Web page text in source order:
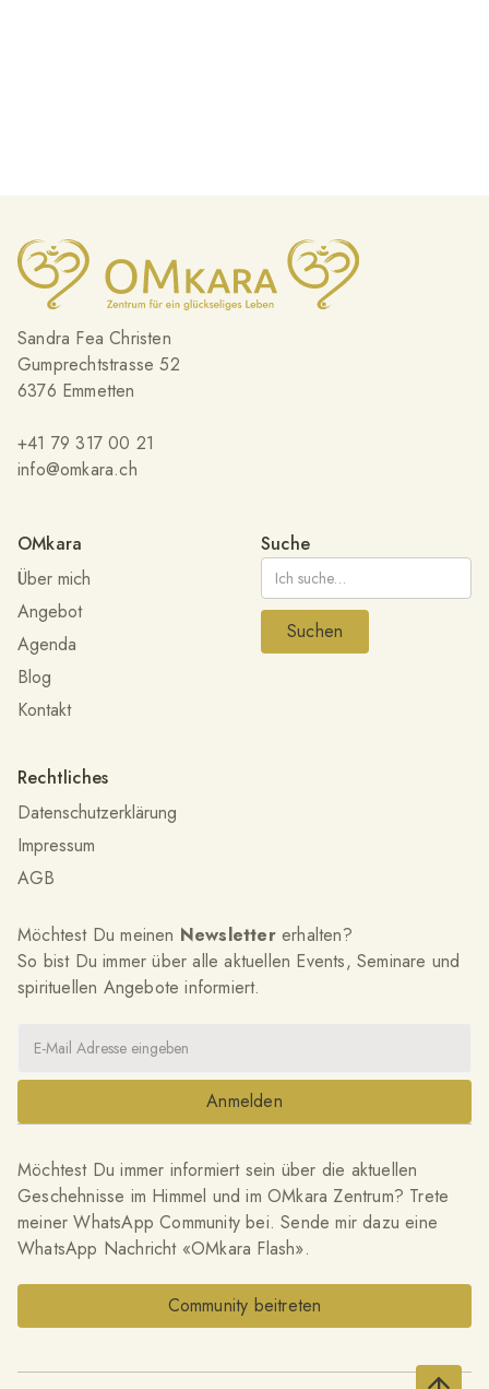
Sandra Fea Christen
Gumprechtstrasse 52
6376 Emmetten
+41 79 317 00 21
info@omkara.ch
OMkara
Über mich
Angebot
Agenda
Blog
Kontakt
Rechtliches
Datenschutzerklärung
Impressum
AGB
Suche
Möchtest Du meinen Newslettererhalten?
So bist Du immer über alle aktuellen Events, Seminare und
spirituellen Angebote informiert.
Möchtest Du immer informiert sein über die aktuellen
Geschehnisse im Himmel und im OMkara Zentrum? Trete
meiner WhatsApp Community bei. Sende mir dazu eine
WhatsApp Nachricht «OMkara Flash».
Community beitreten